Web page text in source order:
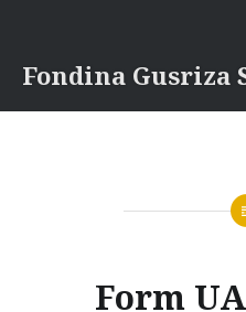
content
Fondina Gusriza
Form